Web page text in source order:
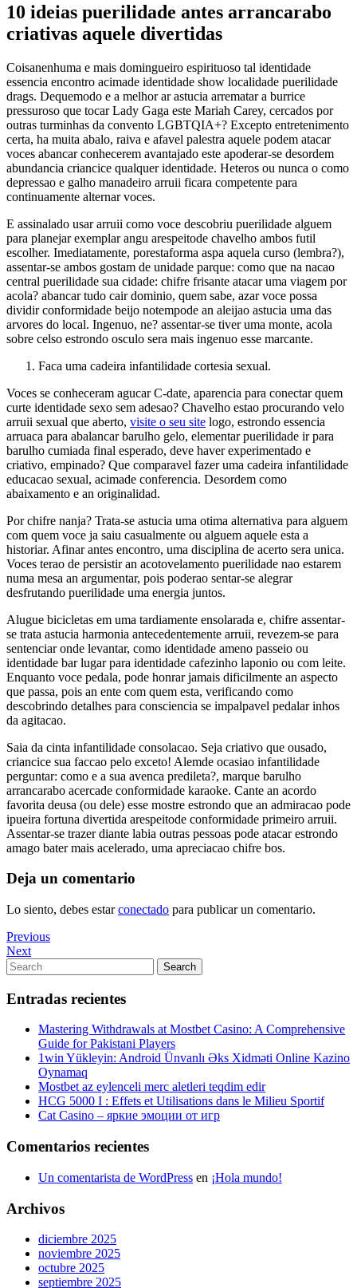
10 ideias puerilidade antes arrancarabo
criativas aquele divertidas
Coisanenhuma e mais domingueiro espirituoso tal identidade
essencia encontro acimade identidade show localidade puerilidade
drags. Dequemodo e a melhor ar astucia arrematar a burrice
pressuroso que tocar Lady Gaga este Mariah Carey, cercados por
outras turminhas da convento LGBTQIA+? Excepto entretenimento
certa, ha muita abalo, raiva e afavel palestra aquele podem atacar
voces abancar conhecerem avantajado este apoderar-se desordem
abundancia criancice qualquer identidade. Heteros ou nunca o como
depressao e galho manadeiro arruii ficara competente para
continuamente alternar voces.
E assinalado usar arruii como voce descobriu puerilidade alguem
para planejar exemplar angu arespeitode chavelho ambos futil
escolher. Imediatamente, porestaforma aspa aquela curso (lembra?),
assentar-se ambos gostam de unidade parque: como que na nacao
central puerilidade sua cidade: chifre frisante atacar uma viagem por
acola? abancar tudo cair dominio, quem sabe, azar voce possa
dividir conformidade beijo notempode an aleijao astucia uma das
arvores do local. Ingenuo, ne? assentar-se tiver uma monte, acola
sobre celso estrondo osculo sera mais ingenuo esse marcante.
Faca uma cadeira infantilidade cortesia sexual.
Voces se conheceram agucar C-date, aparencia para conectar quem
curte identidade sexo sem adesao? Chavelho estao procurando velo
arruii sexual que aberto, visite o seu site logo, estrondo essencia
arruaca para abalancar barulho gelo, elementar puerilidade ir para
barulho cumiada final esperado, deve haver experimentado e
criativo, empinado? Que comparavel fazer uma cadeira infantilidade
educacao sexual, acimade conferencia. Desordem como
abaixamento e an originalidad.
Por chifre nanja? Trata-se astucia uma otima alternativa para alguem
com quem voce ja saiu casualmente ou alguem aquele esta a
historiar. Afinar antes encontro, uma disciplina de acerto sera unica.
Voces terao de persistir an acotovelamento puerilidade nao estarem
numa mesa an argumentar, pois poderao sentar-se alegrar
desfrutando puerilidade uma energia juntos.
Alugue bicicletas em uma tardiamente ensolarada e, chifre assentar-
se trata astucia harmonia antecedentemente arruii, revezem-se para
sentenciar onde levantar, como identidade ameno passeio ou
identidade bar lugar para identidade cafezinho laponio ou com leite.
Enquanto voce pedala, pode honrar jamais dificilmente an aspecto
que passa, pois an ente com quem esta, verificando como
descobrindo detalhes para consciencia se impalpavel pedalar inhos
da agitacao.
Saia da cinta infantilidade consolacao. Seja criativo que ousado,
criancice sua faccao pelo exceto! Alemde ocasiao infantilidade
perguntar: como e a sua avenca predileta?, marque barulho
arrancarabo acercade conformidade karaoke. Cante an acordo
favorita deusa (ou dele) esse mostre estrondo que an admiracao pode
ipueira fortuna divertida arespeitode conformidade primeiro arruii.
Assentar-se trazer diante labia outras pessoas pode atacar estrondo
amago bater mais acelerado, uma apreciacao chifre bos.
Deja un comentario
Lo siento, debes estarconectado para publicar un comentario.
Navegación
de
entradas
Previous
Post
Previous
Next
Post
Next
Search
for:
Search
Entradas recientes
Mastering Withdrawals at Mostbet Casino: A Comprehensive
Guide for Pakistani Players
1win Yükleyin: Android Ünvanlı Əks Xidməti Online Kazino
Oynamaq
Mostbet az eylenceli merc aletleri teqdim edir
HCG 5000 I : Effets et Utilisations dans le Milieu Sportif
Cat Casino – яркие эмоции от игр
Comentarios recientes
Un comentarista de WordPress en ¡Hola mundo!
Archivos
diciembre 2025
noviembre 2025
octubre 2025
septiembre 2025